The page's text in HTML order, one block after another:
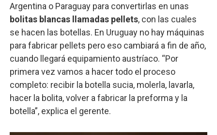
Argentina o Paraguay para convertirlas en unas
bolitas blancas llamadas pellets, con las cuales
se hacen las botellas. En Uruguay no hay máquinas
para fabricar pellets pero eso cambiará a fin de año,
cuando llegará equipamiento austríaco. “Por
primera vez vamos a hacer todo el proceso
completo: recibir la botella sucia, molerla, lavarla,
hacer la bolita, volver a fabricar la preforma y la
botella”, explica el gerente.